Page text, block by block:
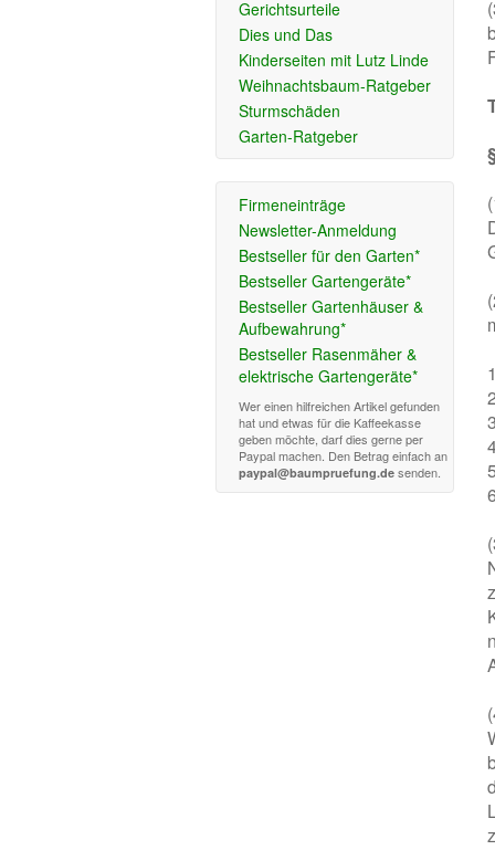
Gerichtsurteile
Dies und Das
Kinderseiten mit Lutz Linde
Weihnachtsbaum-Ratgeber
Sturmschäden
Garten-Ratgeber
Firmeneinträge
Newsletter-Anmeldung
Bestseller für den Garten*
Bestseller Gartengeräte*
Bestseller Gartenhäuser &
Aufbewahrung*
Bestseller Rasenmäher &
elektrische Gartengeräte*
Wer einen hilfreichen Artikel gefunden
hat und etwas für die Kaffeekasse
geben möchte, darf dies gerne per
Paypal machen. Den Betrag einfach an
paypal@baumpruefung.de senden.